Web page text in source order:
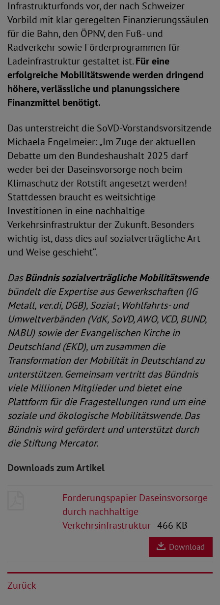
Infrastrukturfonds vor, der nach Schweizer
Vorbild mit klar geregelten Finanzierungssäulen
für die Bahn, den ÖPNV, den Fuß- und
Radverkehr sowie Förderprogrammen für
Ladeinfrastruktur gestaltet ist.Für eine
erfolgreiche Mobilitätswende werden dringend
höhere, verlässliche und planungssichere
Finanzmittel benötigt.
Das unterstreicht die SoVD-Vorstandsvorsitzende
Michaela Engelmeier: „Im Zuge der aktuellen
Debatte um den Bundeshaushalt 2025 darf
weder bei der Daseinsvorsorge noch beim
Klimaschutz der Rotstift angesetzt werden!
Stattdessen braucht es weitsichtige
Investitionen in eine nachhaltige
Verkehrsinfrastruktur der Zukunft. Besonders
wichtig ist, dass dies auf sozialverträgliche Art
und Weise geschieht“.
DasBündnis sozialverträgliche Mobilitätswende
bündelt die Expertise aus Gewerkschaften (IG
Metall, ver.di, DGB), Sozial-, Wohlfahrts- und
Umweltverbänden (VdK, SoVD, AWO, VCD, BUND,
NABU) sowie der Evangelischen Kirche in
Deutschland (EKD), um zusammen die
Transformation der Mobilität in Deutschland zu
unterstützen. Gemeinsam vertritt das Bündnis
viele Millionen Mitglieder und bietet eine
Plattform für die Fragestellungen rund um eine
soziale und ökologische Mobilitätswende. Das
Bündnis wird gefördert und unterstützt durch
die Stiftung Mercator.
Downloads zum Artikel
Forderungspapier Daseinsvorsorge
durch nachhaltige
Verkehrsinfrastruktur- 466 KB
Download
Zurück